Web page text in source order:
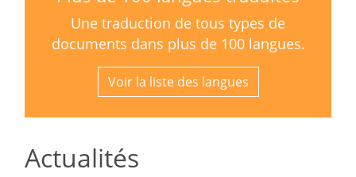
Une traduction de tous types de
documents dans plus de 100 langues.
Voir la liste des langues
Actualités